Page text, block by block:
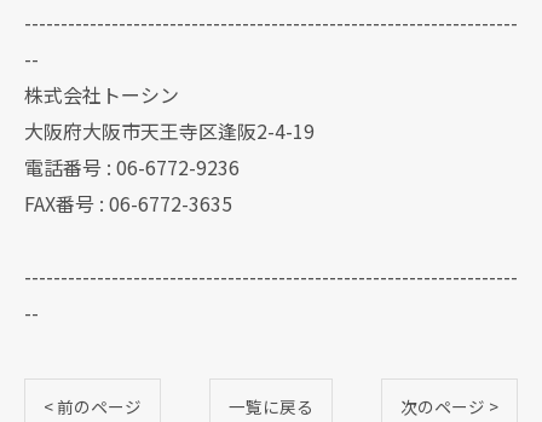
--------------------------------------------------------------------
--
株式会社トーシン
大阪府大阪市天王寺区逢阪2-4-19
電話番号 : 06-6772-9236
FAX番号 : 06-6772-3635
--------------------------------------------------------------------
--
< 前のページ 一覧に戻る 次のページ >